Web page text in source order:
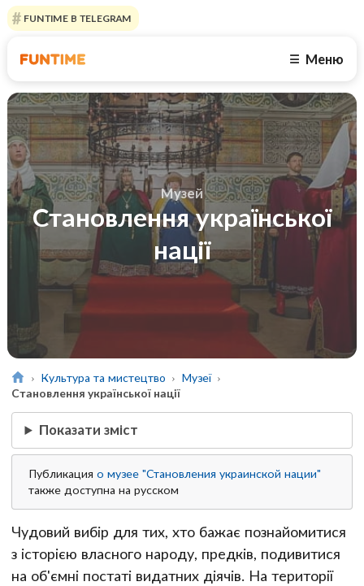
FUNTIME В TELEGRAM
☰ Меню
Музей
Становлення української
нації
Культура та мистецтво
Музеї
Становлення української нації
Показати зміст
Публикацияо музее "Становления украинской нации"
также доступна на русском
Чудовий вибір для тих, хто бажає познайомитися
з історією власного народу, предків, подивитися
на об'ємні постаті видатних діячів. На території